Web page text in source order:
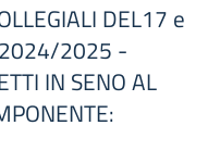
DEL17 e
2025 -
IN SENO AL